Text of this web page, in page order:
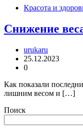
Красота и
Снижение
urukaru
25.12.2023
0
Как показали
лишним весом и […]
Поиск